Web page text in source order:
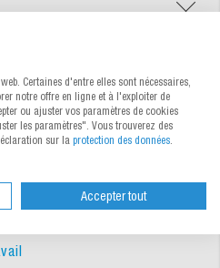
Certaines d'entre elles sont nécessaires,
notre offre en ligne et à l'exploiter de
ou ajuster vos paramètres de cookies
les paramètres". Vous trouverez des
sur la protection des données.
Accepter tout